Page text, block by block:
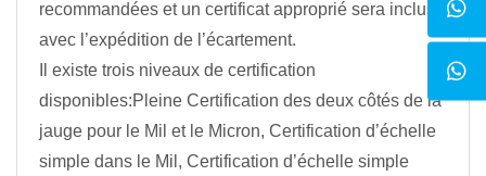
recommandées et un certificat approprié sera inclus
avec l’expédition de l’écartement.
Il existe trois niveaux de certification
disponibles:Pleine Certification des deux côtés de la
jauge pour le Mil et le Micron, Certification d’échelle
simple dans le Mil, Certification d’échelle simple